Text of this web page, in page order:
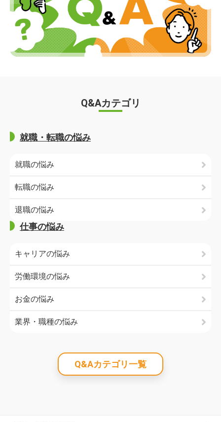
Q&Aカテゴリ
就職・転職の悩み
就職の悩み
転職の悩み
退職の悩み
仕事の悩み
キャリアの悩み
労働環境の悩み
お金の悩み
業界・職種の悩み
Q&Aカテゴリ一覧